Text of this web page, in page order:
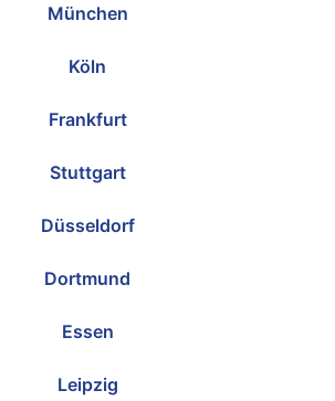
München
Köln
Frankfurt
Stuttgart
Düsseldorf
Dortmund
Essen
Leipzig